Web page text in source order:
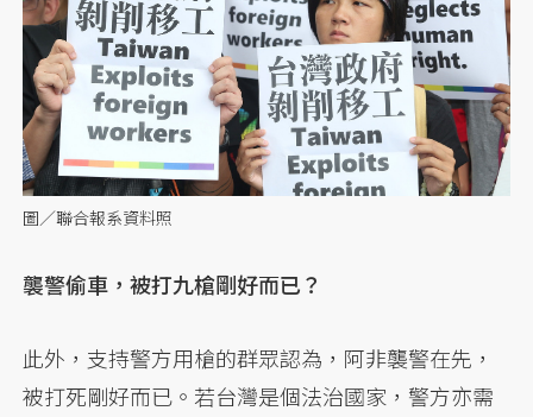
圖／聯合報系資料照
襲警偷車，被打九槍剛好而已？
此外，支持警方用槍的群眾認為，阿非襲警在先，
被打死剛好而已。若台灣是個法治國家，警方亦需